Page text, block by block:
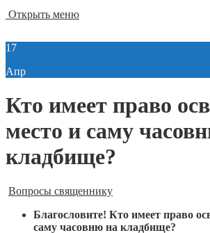
Открыть меню
17
Апр
Кто имеет право
место и саму
кладбище?
Вопросы священнику
Благословите! Кто имеет право
саму часовню на кладбище?